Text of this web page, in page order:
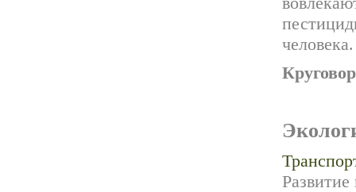
человека.